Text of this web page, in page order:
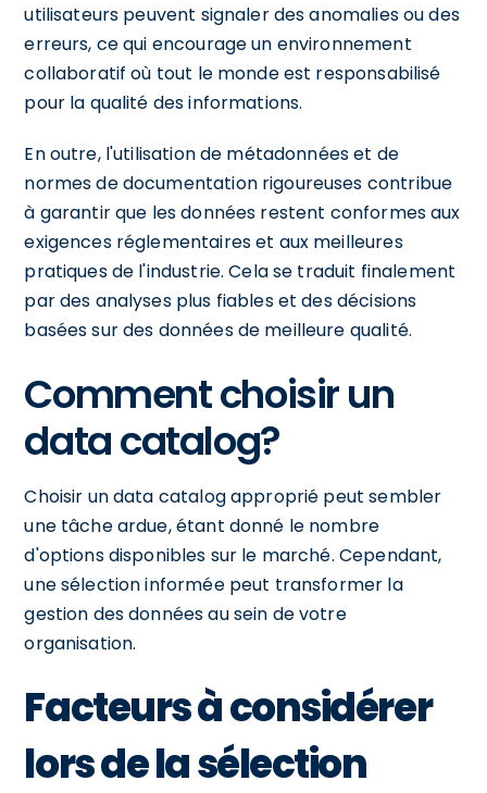
utilisateurs peuvent signaler des anomalies ou des
erreurs, ce qui encourage un environnement
collaboratif où tout le monde est responsabilisé
pour la qualité des informations.
En outre, l'utilisation de métadonnées et de
normes de documentation rigoureuses contribue
à garantir que les données restent conformes aux
exigences réglementaires et aux meilleures
pratiques de l'industrie. Cela se traduit finalement
par des analyses plus fiables et des décisions
basées sur des données de meilleure qualité.
Comment choisir un
data catalog?
Choisir un data catalog approprié peut sembler
une tâche ardue, étant donné le nombre
d'options disponibles sur le marché. Cependant,
une sélection informée peut transformer la
gestion des données au sein de votre
organisation.
Facteurs à considérer
lors de la sélection